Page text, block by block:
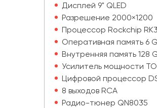
Дисплей 9" QLED
Разрешение 2000×1200
Процессор Rockchip
Оперативная память 6
Внутренняя память 128
Усилитель мощности
Цифровой процессор
8 выходов RCA
Радио-тюнер QN8035